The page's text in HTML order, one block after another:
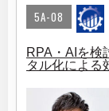
5A-08
RPA・AIを検
タル化による